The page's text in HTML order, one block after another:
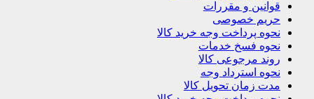
قوانین و مقررات
حریم خصوصی
نحوه پرداخت وجه خرید کالا
نحوه فسخ خدمات
روند مرجوعی کالا
نحوه استرداد وجه
مدت زمان تحویل کالا